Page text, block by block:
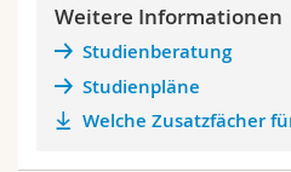
Weitere Informationen
Studienberatung
Studienpläne
Welche Zusatzfächer